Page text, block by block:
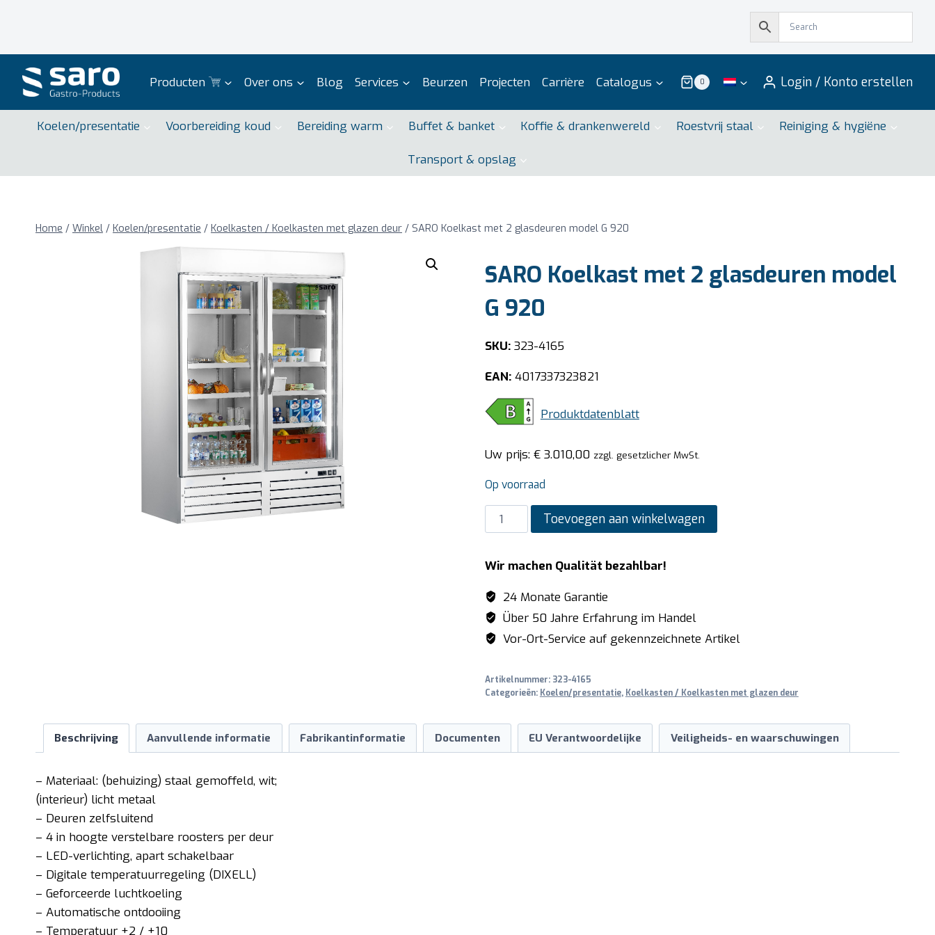
Producten Over ons Blog Services Beurzen Projecten Carrière Catalogus 0 Login / Konto erstellen
Koelen/presentatie Voorbereiding koud Bereiding warm Buffet & banket Koffie & drankenwereld Roestvrij staal Reiniging & hygiëne
Transport & opslag
Home / Winkel / Koelen/presentatie / Koelkasten / Koelkasten met glazen deur / SARO Koelkast met 2 glasdeuren model G 920
SARO Koelkast met 2 glasdeuren model
G 920
SKU:323-4165
EAN:4017337323821
Produktdatenblatt
Uw prijs: €3.010,00 zzgl. gesetzlicher MwSt.
Op voorraad
SARO
Koelkast
2
glasdeuren
model
G
920
Toevoegen aan winkelwagen
Wir machen Qualität bezahlbar!
24 Monate Garantie
Über 50 Jahre Erfahrung im Handel
Vor-Ort-Service auf gekennzeichnete Artikel
Artikelnummer: 323-4165
Categorieën: Koelen/presentatie, Koelkasten / Koelkasten met glazen deur
Beschrijving Aanvullende informatie Fabrikantinformatie Documenten EU Verantwoordelijke Veiligheids- en waarschuwingen
– Materiaal: (behuizing) staal gemoffeld, wit;
(interieur) licht metaal
– Deuren zelfsluitend
– 4 in hoogte verstelbare roosters per deur
– LED-verlichting, apart schakelbaar
– Digitale temperatuurregeling (DIXELL)
– Geforceerde luchtkoeling
– Automatische ontdooiing
– Temperatuur +2 / +10